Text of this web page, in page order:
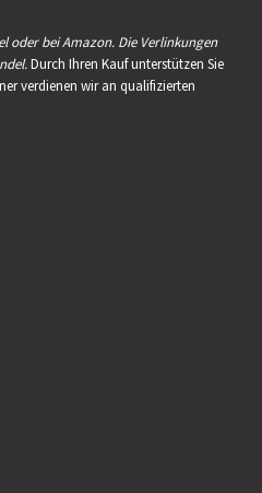
oder bei Amazon. Die Verlinkungen
Durch Ihren Kauf unterstützen Sie
verdienen wir an qualifizierten